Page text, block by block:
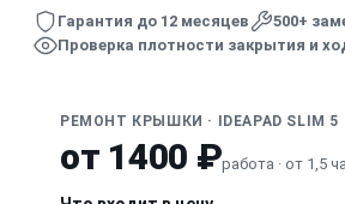
Гарантия до 12 месяцев
500+
Проверка плотности закрытия и
РЕМОНТ КРЫШКИ · IDEAPAD SLIM 5
от 1400 ₽работа · от 1,5